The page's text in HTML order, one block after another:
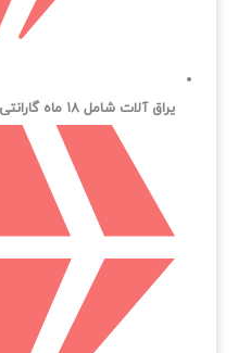
یراق آلات شامل ۱۸ ماه گارانتی و ضمانت می باشند.